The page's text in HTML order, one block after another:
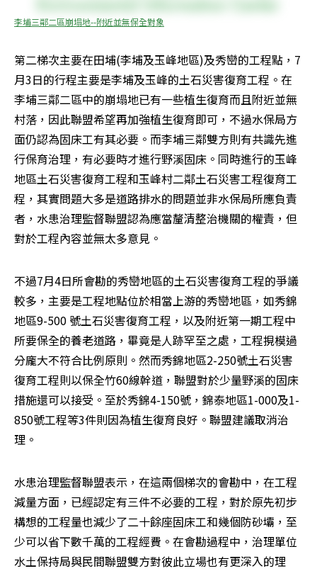
李埔三鄰二區崩塌地--附近並無保全對象
第二梯次主要在田埔(李埔及玉峰地區)及秀巒的工程點，7
月3日的行程主要是李埔及玉峰的土石災害復育工程。在
李埔三鄰二區中的崩塌地已有一些植生復育而且附近並無
村落，因此聯盟希望再加強植生復育即可，不過水保局方
面仍認為固床工有其必要。而李埔三鄰雙方則有共識先進
行保育治理，有必要時才進行野溪固床。同時進行的玉峰
地區土石災害復育工程和玉峰村二鄰土石災害工程復育工
程，其實問題大多是道路排水的問題並非水保局所應負責
者，水患治理監督聯盟認為應當釐清整治機關的權責，但
對於工程內容並無太多意見。
不過7月4日所會勘的秀巒地區的土石災害復育工程的爭議
較多，主要是工程地點位於相當上游的秀巒地區，如秀錦
地區9-500 號土石災害復育工程，以及附近第一期工程中
所要保全的養老道路，畢竟是人跡罕至之處，工程挸模過
分龐大不符合比例原則。然而秀錦地區2-250號土石災害
復育工程則以保全竹60線幹道，聯盟對於少量野溪的固床
措施還可以接受。至於秀錦4-150號，錦泰地區1-000及1-
850號工程等3件則因為植生復育良好。聯盟建議取消治
理。
水患治理監督聯盟表示，在這兩個梯次的會勘中，在工程
減量方面，已經認定有三件不必要的工程，對於原先初步
構想的工程量也減少了二十餘座固床工和幾個防砂壩，至
少可以省下數千萬的工程經費。在會勘過程中，治理單位
水土保持局與民間聯盟雙方對彼此立場也有更深入的理